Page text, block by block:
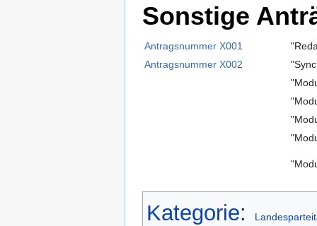
Sonstige
Antragsnummer X001
Antragsnummer X002
Kategorie: